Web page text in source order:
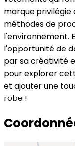
marque privilégie
méthodes de
l'environnement.
l'opportunité de
par sa créativité
pour explorer
et ajouter une
robe !